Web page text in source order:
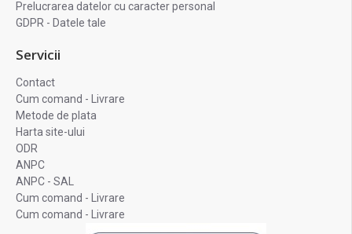
Prelucrarea datelor cu caracter personal
GDPR - Datele tale
Servicii
Contact
Cum comand - Livrare
Metode de plata
Harta site-ului
ODR
ANPC
ANPC - SAL
Cum comand - Livrare
Cum comand - Livrare